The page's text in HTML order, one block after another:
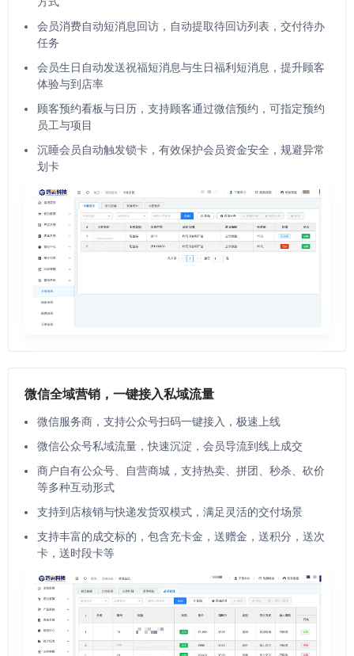
会员消费自动短消息回访，自动提取待回访列表，交付待办
任务
会员生日自动发送祝福短消息与生日福利短消息，提升顾客
体验与到店率
顾客预约看板与日历，支持顾客通过微信预约，可指定预约
员工与项目
沉睡会员自动触发锁卡，有效保护会员资金安全，规避异常
划卡
微信全域营销，一键接入私域流量
微信服务商，支持公众号扫码一键接入，极速上线
微信公众号私域流量，快速沉淀，会员导流到线上成交
商户自有公众号、自营商城，支持热卖、拼团、秒杀、砍价
等多种互动形式
支持到店核销与快递发货双模式，满足灵活的交付场景
支持丰富的成交标的，包含充卡金，送赠金，送积分，送次
卡，送时段卡等